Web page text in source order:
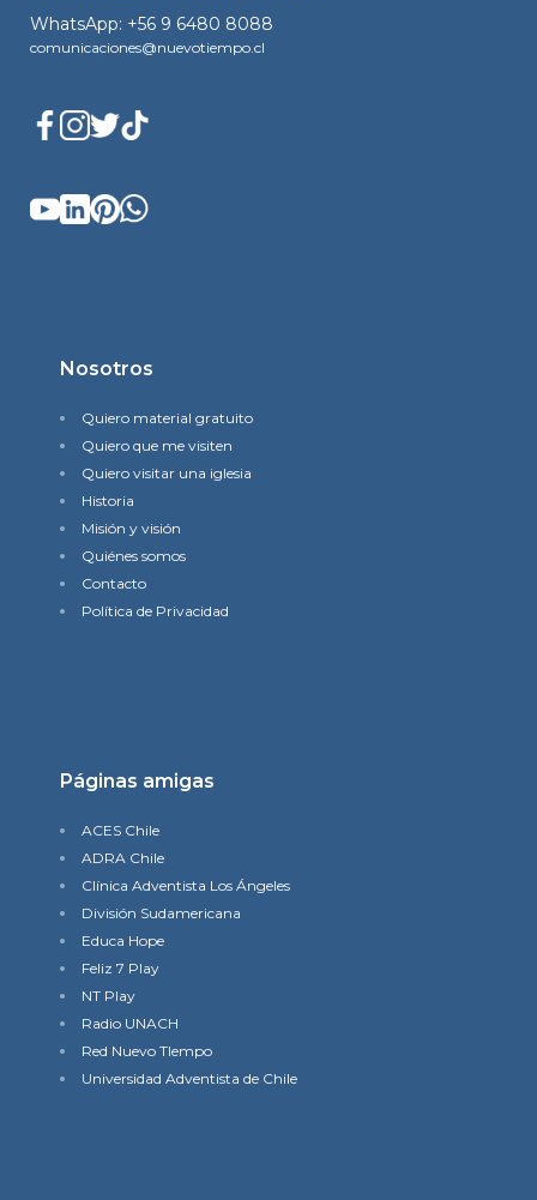
WhatsApp: +56 9 6480 8088
comunicaciones@nuevotiempo.cl
Nosotros
Quiero material gratuito
Quiero que me visiten
Quiero visitar una iglesia
Historia
Misión y visión
Quiénes somos
Contacto
Política de Privacidad
Páginas amigas
ACES Chile
ADRA Chile
Clínica Adventista Los Ángeles
División Sudamericana
Educa Hope
Feliz 7 Play
NT Play
Radio UNACH
Red Nuevo TIempo
Universidad Adventista de Chile